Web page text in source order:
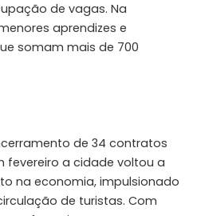
de vagas. Na
aprendizes e
somam mais de 700
de 34 contratos
fevereiro a cidade voltou a
na economia, impulsionado
de turistas. Com